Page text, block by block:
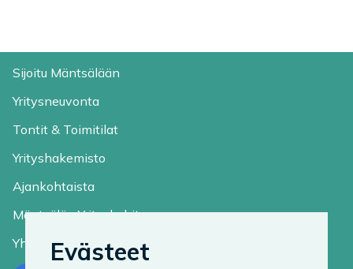
Sijoitu Mäntsälään
Yritysneuvonta
Tontit & Toimitilat
Yrityshakemisto
Ajankohtaista
Mäntsälän Yrityskehitys
YhteystiedotEvästeet